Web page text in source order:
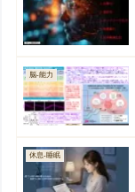
脳-能力
休息-睡眠